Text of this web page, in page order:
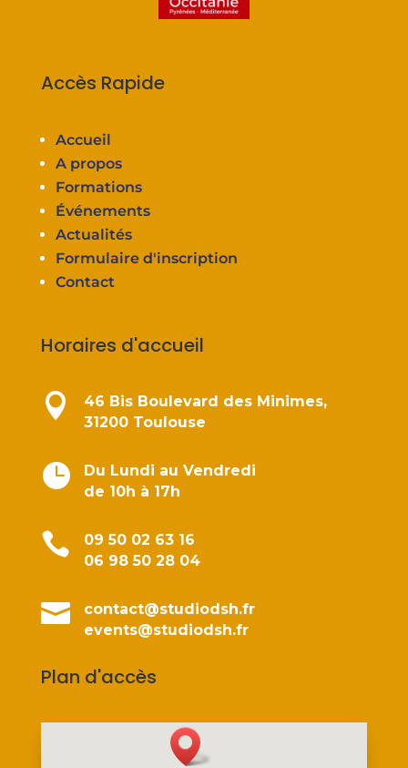
Accès Rapide
Accueil
A propos
Formations
Événements
Actualités
Formulaire d'inscription
Contact
Horaires d'accueil

46 Bis Boulevard des Minimes,
31200 Toulouse

Du Lundi au Vendredi
de 10h à 17h

09 50 02 63 16
06 98 50 28 04

contact@studiodsh.fr
events@studiodsh.fr
Plan d'accès